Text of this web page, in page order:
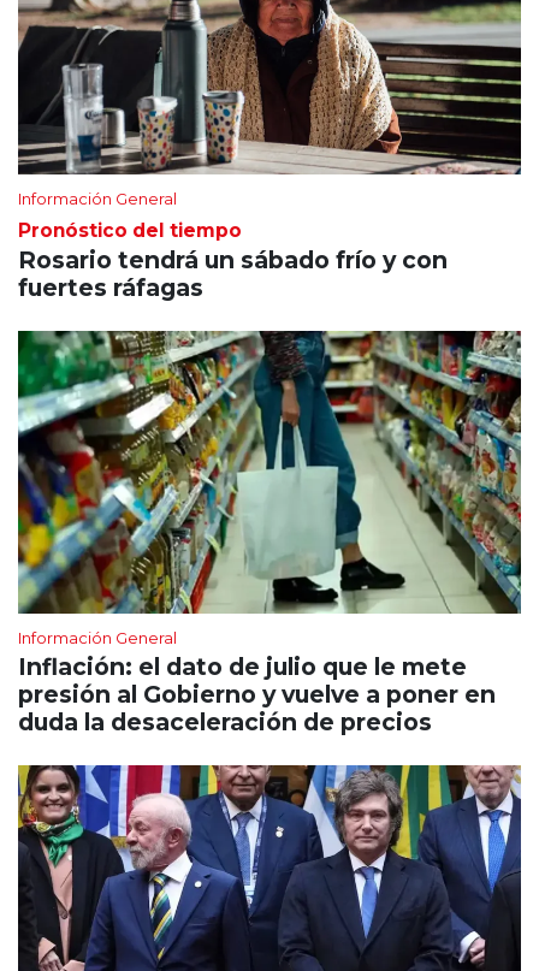
Información General
Pronóstico del tiempo
Rosario tendrá un sábado frío y con
fuertes ráfagas
Información General
Inflación: el dato de julio que le mete
presión al Gobierno y vuelve a poner en
duda la desaceleración de precios